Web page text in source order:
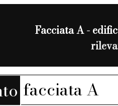
Facciata A -
facciata A